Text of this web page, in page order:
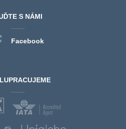
S NÁMI
Facebook